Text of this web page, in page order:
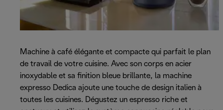
Machine à café élégante et compacte qui parfait le plan
de travail de votre cuisine. Avec son corps en acier
inoxydable et sa finition bleue brillante, la machine
expresso Dedica ajoute une touche de design italien à
toutes les cuisines. Dégustez un espresso riche et